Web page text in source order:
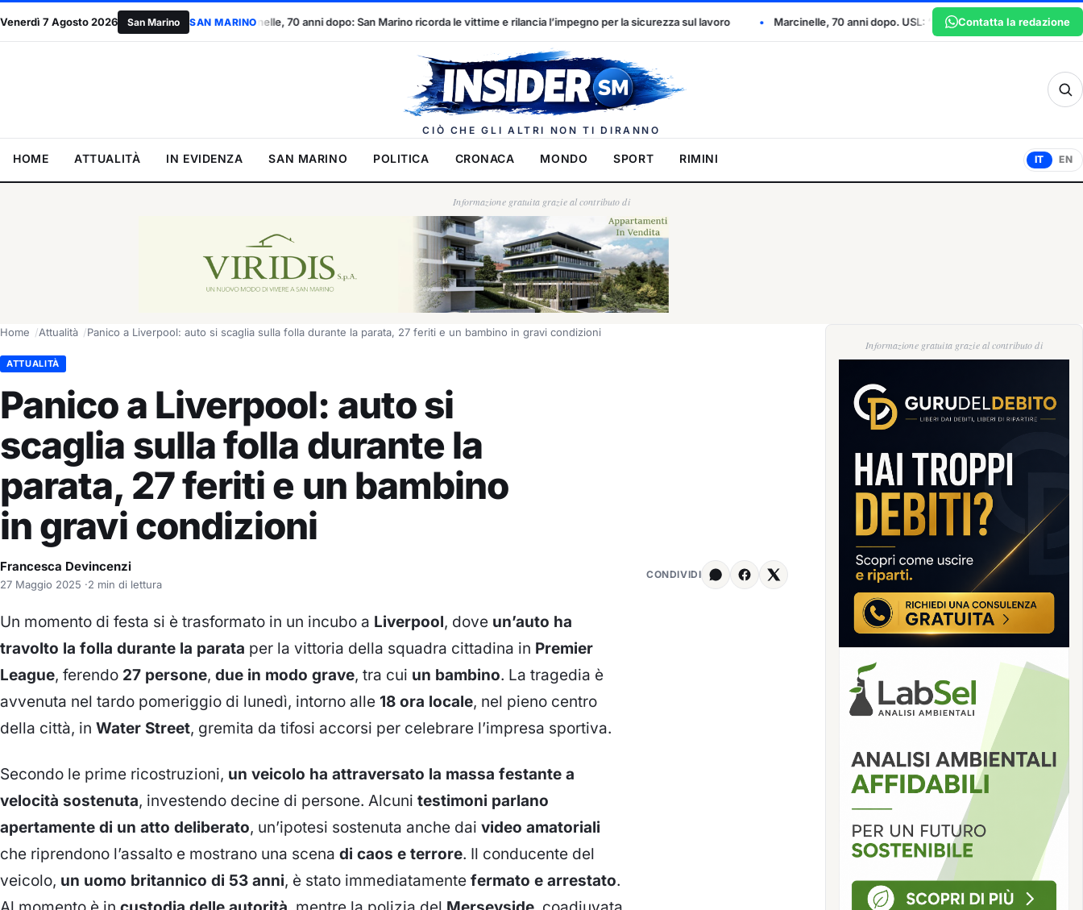
Venerdì 7 Agosto 2026 San Marino SAN MARINO
Marcinelle, 70 anni dopo: San Marino ricorda le vittime e rilancia l’impegno per la sicurezza sul lavoro Marcinelle, 70 anni dopo. USL: “Quella tragedia sia un monito per la sicurezza sul lavoro”
Contatta la redazione
Insider.sm
CIÒ CHE GLI ALTRI NON TI DIRANNO
HOME ATTUALITÀ IN EVIDENZA SAN MARINO POLITICA CRONACA MONDO SPORT RIMINI IT EN
Informazione gratuita grazie al contributo di
Home Attualità Panico a Liverpool: auto si scaglia sulla folla durante la parata, 27 feriti e un bambino in gravi condizioni
ATTUALITÀ
Panico a Liverpool: auto si
scaglia sulla folla durante la
parata, 27 feriti e un bambino
in gravi condizioni
Francesca Devincenzi
27 Maggio 2025 ·2 min di lettura
CONDIVIDI
Un momento di festa si è trasformato in un incubo a Liverpool, dove un’auto ha
travolto la folla durante la parata per la vittoria della squadra cittadina in Premier
League, ferendo 27 persone, due in modo grave, tra cui un bambino. La tragedia è
avvenuta nel tardo pomeriggio di lunedì, intorno alle 18 ora locale, nel pieno centro
della città, in Water Street, gremita da tifosi accorsi per celebrare l’impresa sportiva.
Secondo le prime ricostruzioni, un veicolo ha attraversato la massa festante a
velocità sostenuta, investendo decine di persone. Alcuni testimoni parlano
apertamente di un atto deliberato, un’ipotesi sostenuta anche dai video amatoriali
che riprendono l’assalto e mostrano una scena di caos e terrore. Il conducente del
veicolo, un uomo britannico di 53 anni, è stato immediatamente fermato e arrestato.
Informazione gratuita grazie al contributo di